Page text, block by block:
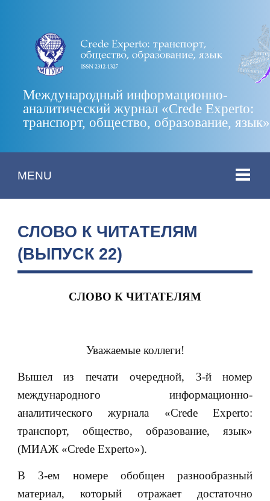
Международный информационно-
аналитический журнал «Crede Experto:
транспорт, общество, образование, язык»
MENU
СЛОВО К ЧИТАТЕЛЯМ
(ВЫПУСК 22)
СЛОВО К ЧИТАТЕЛЯМ
Уважаемые коллеги!
Вышел из печати очередной, 3-й номер
международного информационно-
аналитического журнала «Crede Experto:
транспорт, общество, образование, язык»
(МИАЖ «Crede Experto»).
В 3-ем номере обобщен разнообразный
материал, который отражает достаточно